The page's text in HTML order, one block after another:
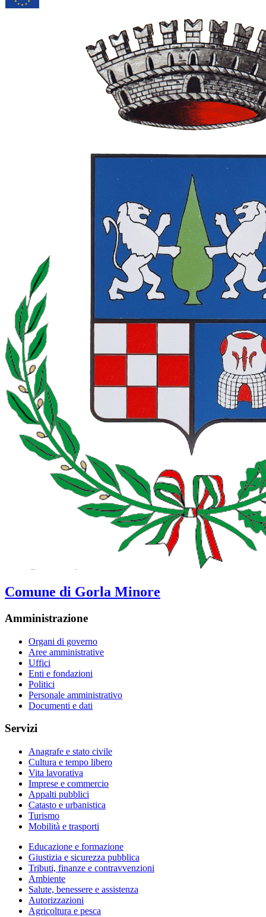
Comune di Gorla Minore
Amministrazione
Organi di governo
Aree amministrative
Uffici
Enti e fondazioni
Politici
Personale amministrativo
Documenti e dati
Servizi
Anagrafe e stato civile
Cultura e tempo libero
Vita lavorativa
Imprese e commercio
Appalti pubblici
Catasto e urbanistica
Turismo
Mobilità e trasporti
Educazione e formazione
Giustizia e sicurezza pubblica
Tributi, finanze e contravvenzioni
Ambiente
Salute, benessere e assistenza
Autorizzazioni
Agricoltura e pesca